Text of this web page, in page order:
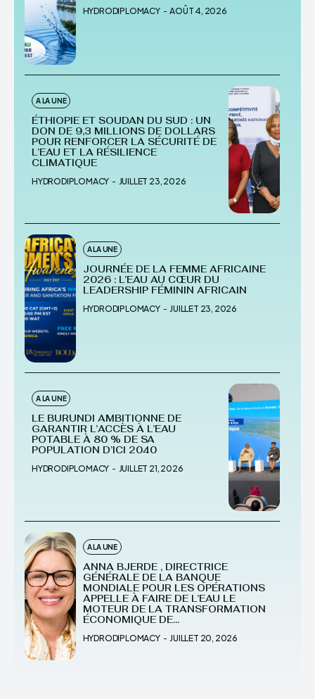
HYDRODIPLOMACY - AOÛT 4, 2026
A LA UNE
ÉTHIOPIE ET SOUDAN DU SUD : UN
DON DE 9,3 MILLIONS DE DOLLARS
POUR RENFORCER LA SÉCURITÉ DE
L’EAU ET LA RÉSILIENCE
CLIMATIQUE
HYDRODIPLOMACY - JUILLET 23, 2026
A LA UNE
JOURNÉE DE LA FEMME AFRICAINE
2026 : L’EAU AU CŒUR DU
LEADERSHIP FÉMININ AFRICAIN
HYDRODIPLOMACY - JUILLET 23, 2026
A LA UNE
LE BURUNDI AMBITIONNE DE
GARANTIR L’ACCÈS À L’EAU
POTABLE À 80 % DE SA
POPULATION D’ICI 2040
HYDRODIPLOMACY - JUILLET 21, 2026
A LA UNE
ANNA BJERDE , DIRECTRICE
GÉNÉRALE DE LA BANQUE
MONDIALE POUR LES OPÉRATIONS
APPELLE À FAIRE DE L’EAU LE
MOTEUR DE LA TRANSFORMATION
ÉCONOMIQUE DE...
HYDRODIPLOMACY - JUILLET 20, 2026